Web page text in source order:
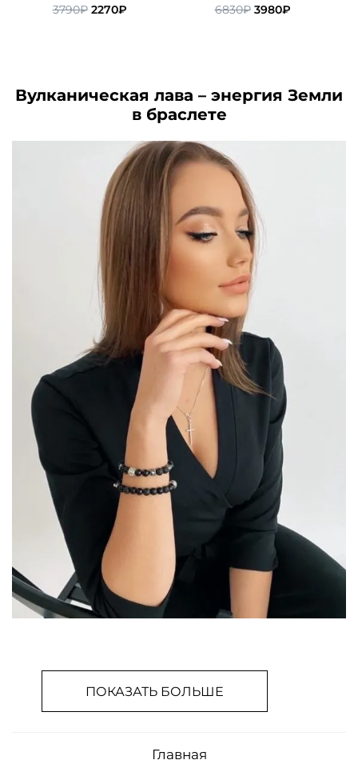
3790₽ Первоначальная
2270₽Текущая
6830₽ Первоначальная
3980₽Текущая
Вулканическая лава – энергия Земли
в браслете
ПОКАЗАТЬ БОЛЬШЕ
Главная